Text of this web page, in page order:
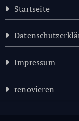
Startseite
Impressum
renovieren